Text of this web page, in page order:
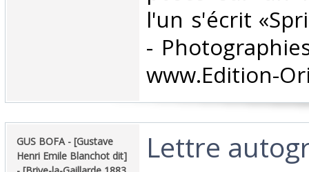
l'un s'écrit
-
www.Edition-
‎GUS BOFA - [Gustave
Henri Emile Blanchot dit]
‎Lettre